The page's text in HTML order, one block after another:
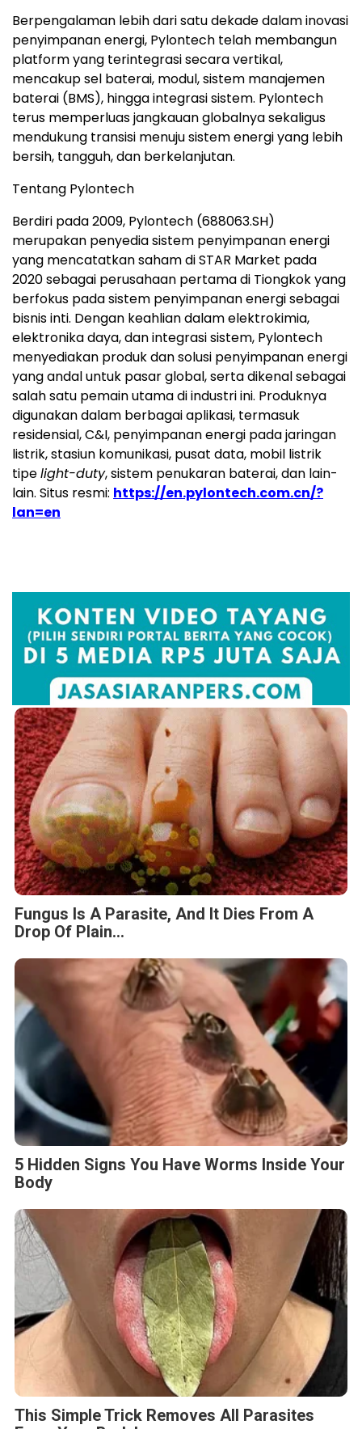
Berpengalaman lebih dari satu dekade dalam inovasi
penyimpanan energi, Pylontech telah membangun
platform yang terintegrasi secara vertikal,
mencakup sel baterai, modul, sistem manajemen
baterai (BMS), hingga integrasi sistem. Pylontech
terus memperluas jangkauan globalnya sekaligus
mendukung transisi menuju sistem energi yang lebih
bersih, tangguh, dan berkelanjutan.
Tentang Pylontech
Berdiri pada 2009, Pylontech (688063.SH)
merupakan penyedia sistem penyimpanan energi
yang mencatatkan saham di STAR Market pada
2020 sebagai perusahaan pertama di Tiongkok yang
berfokus pada sistem penyimpanan energi sebagai
bisnis inti. Dengan keahlian dalam elektrokimia,
elektronika daya, dan integrasi sistem, Pylontech
menyediakan produk dan solusi penyimpanan energi
yang andal untuk pasar global, serta dikenal sebagai
salah satu pemain utama di industri ini. Produknya
digunakan dalam berbagai aplikasi, termasuk
residensial, C&I, penyimpanan energi pada jaringan
listrik, stasiun komunikasi, pusat data, mobil listrik
tipelight-duty, sistem penukaran baterai, dan lain-
lain. Situs resmi: https://en.pylontech.com.cn/?
lan=en
Fungus Is A Parasite, And It Dies From A
Drop Of Plain...
5 Hidden Signs You Have Worms Inside Your
Body
This Simple Trick Removes All Parasites